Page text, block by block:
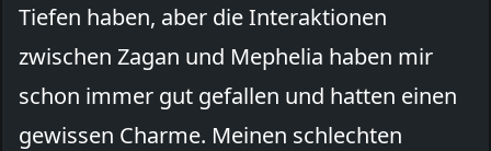
Tiefen haben, aber die Interaktionen
zwischen Zagan und Mephelia haben mir
schon immer gut gefallen und hatten einen
gewissen Charme. Meinen schlechten